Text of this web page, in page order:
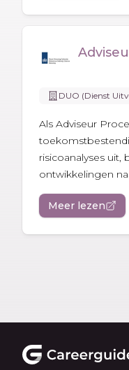
DUO (Dienst
Als Adviseur
risicoanalyses
ontwikkelingen
Meer lezen